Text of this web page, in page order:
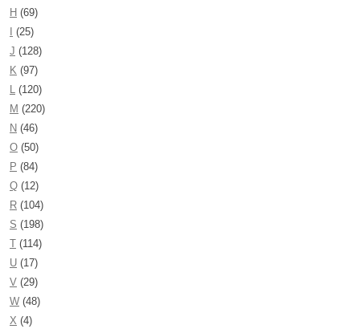
H (69)
(25)
J (128)
K (97)
L (120)
M (220)
N (46)
O (50)
P (84)
Q (12)
R (104)
S (198)
T (114)
U (17)
V (29)
W (48)
X (4)